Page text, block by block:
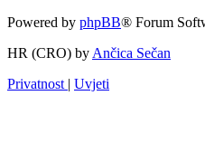
Powered by phpBB® Forum
HR (CRO) by Ančica Sečan
Privatnost | Uvjeti